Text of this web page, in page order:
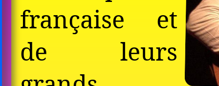
fran­çaise et
de leurs